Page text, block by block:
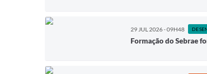
29 JUL 2026 - 09H48
Formação do Sebrae